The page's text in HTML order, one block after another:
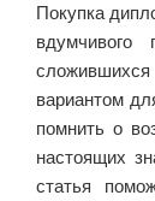
Покупка
вариантом
помнить о
настоящих
статья